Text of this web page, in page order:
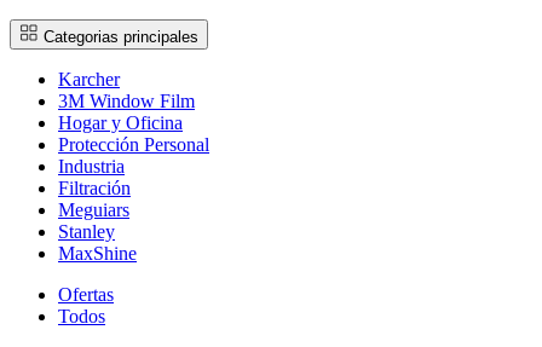
Categorias principales
Karcher
3M Window Film
Hogar y Oficina
Protección Personal
Industria
Filtración
Meguiars
Stanley
MaxShine
Ofertas
Todos